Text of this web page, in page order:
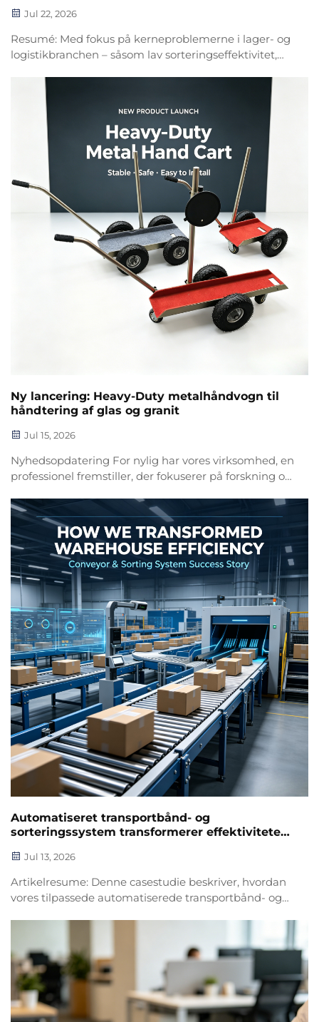
udfordringerne ved sortering i lagre
Jul 22, 2026
Resumé: Med fokus på kerneproblemerne i lager- og
logistikbranchen – såsom lav sorteringseffektivitet,
lønomsætninger – har Warehouse Logistics
introduceret en opgraderet version af automatisk
sorteringsudstyr...
Ny lancering: Heavy-Duty metalhåndvogn til
håndtering af glas og granit
Jul 15, 2026
Nyhedsopdatering For nylig har vores virksomhed, en
professionel fremstiller, der fokuserer på forskning og
automatiske sorteringsanlæg, brudt de
anvendelsesmæssige begrænsninger for store
komplette anlæg og officielt lanceret en n...
Automatiseret transportbånd- og
sorteringssystem transformerer effektiviteten
logistikvirksomhed
Jul 13, 2026
Artikelresume: Denne casestudie beskriver, hvordan
vores tilpassede automatiserede transportbånd- og
reducere arbejdskraftsomkostninger og øge den
samlede driftseffektivitet. Med...